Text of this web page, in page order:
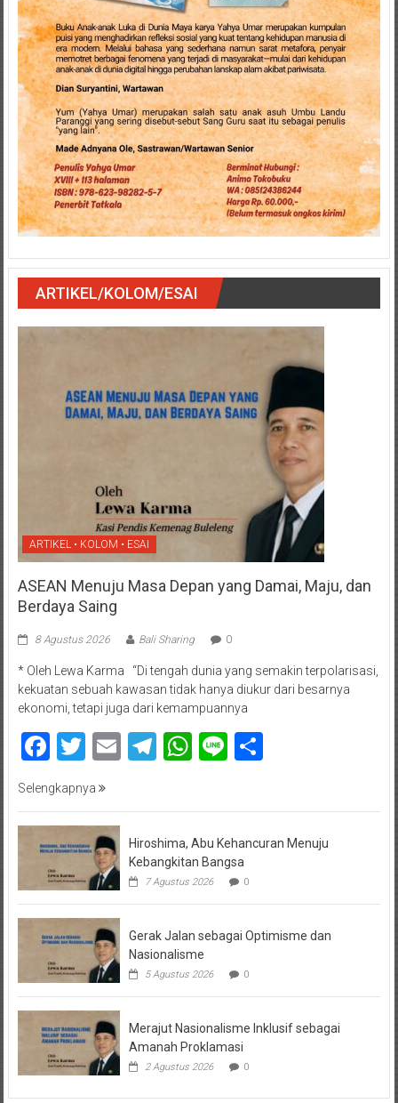
ARTIKEL/KOLOM/ESAI
ARTIKEL • KOLOM • ESAI
ASEAN Menuju Masa Depan yang Damai, Maju, dan
Berdaya Saing
8 Agustus 2026 Bali Sharing 0
* Oleh Lewa Karma “Di tengah dunia yang semakin terpolarisasi,
kekuatan sebuah kawasan tidak hanya diukur dari besarnya
ekonomi, tetapi juga dari kemampuannya
Facebook
Twitter
EmailTelegram
WhatsApp
LineShare
Selengkapnya
Hiroshima, Abu Kehancuran Menuju
Kebangkitan Bangsa
7 Agustus 2026 0
Gerak Jalan sebagai Optimisme dan
Nasionalisme
5 Agustus 2026 0
Merajut Nasionalisme Inklusif sebagai
Amanah Proklamasi
2 Agustus 2026 0